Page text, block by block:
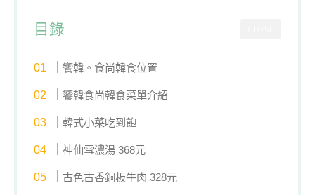
目錄
饗韓。食尚韓食位置
饗韓食尚韓食菜單介紹
韓式小菜吃到飽
神仙雪濃湯 368元
古色古香銅板牛肉 328元